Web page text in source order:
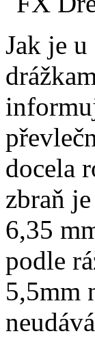
Jak je
docela
zbraň
6,35
podle
5,5mm